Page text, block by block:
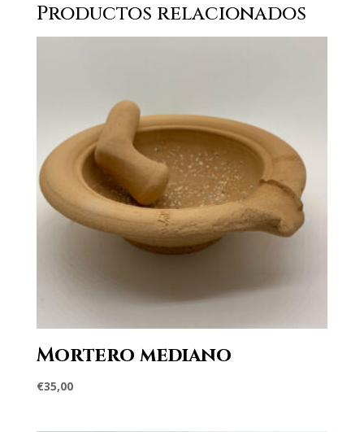
Productos relacionados
Mortero mediano
€35,00